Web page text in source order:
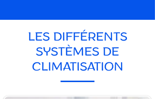
LES DIFFÉRENTS
SYSTÈMES DE
CLIMATISATION